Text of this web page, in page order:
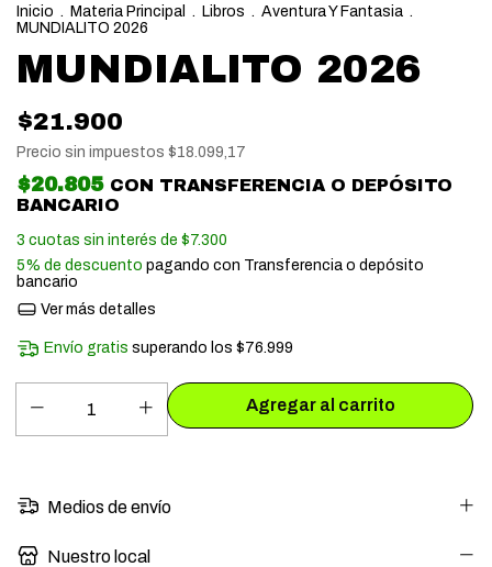
Inicio . Materia Principal . Libros . Aventura Y Fantasia .
MUNDIALITO 2026
MUNDIALITO 2026
$21.900
Precio sin impuestos $18.099,17
$20.805 CON TRANSFERENCIA O DEPÓSITO
BANCARIO
3 cuotas sin interés de $7.300
5% de descuento pagando con Transferencia o depósito
bancario
Ver más detalles
Envío gratis superando los$76.999
Medios de envío
Nuestro local